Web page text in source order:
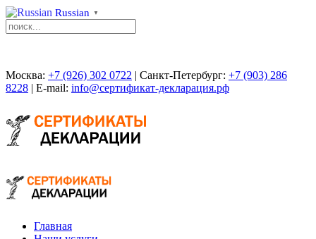
Russian ▼
Москва: +7 (926) 302 0722 | Санкт-Петербург: +7 (903) 286
8228 | E-mail: info@сертификат-декларация.рф
Главная